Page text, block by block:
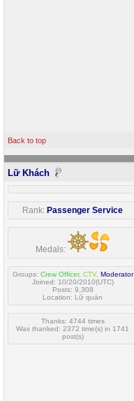
Back to top
Lữ Khách
Rank: Passenger Service
Medals:
Groups: Crew Officer, CTV, Moderator
Joined: 10/20/2010(UTC)
Posts: 9,308
Location: Lữ quán
Thanks: 4744 times
Was thanked: 2372 time(s) in 1741
post(s)